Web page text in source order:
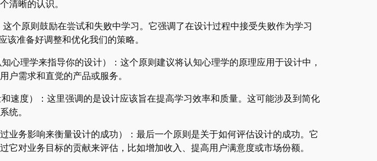
清晰的认识。
这个原则鼓励在尝试和失败中学习。它强调了在设计过程中接受失败作为学习
该准备好调整和优化我们的策略。
知心理学来指导你的设计）：这个原则建议将认知心理学的原理应用于设计中，
户需求和直觉的产品或服务。
和速度）：这里强调的是设计应该旨在提高学习效率和质量。这可能涉及到简化
统。
过业务影响来衡量设计的成功）：最后一个原则是关于如何评估设计的成功。它
对业务目标的贡献来评估，比如增加收入、提高用户满意度或市场份额。